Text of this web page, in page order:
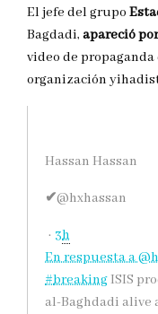
El jefe del grupo
Bagdadi, apareció
video de
organización
Hassan Hassan
✔@hxhassan
· 3h
En respuesta a
#breakingISIS
al-Baghdadi